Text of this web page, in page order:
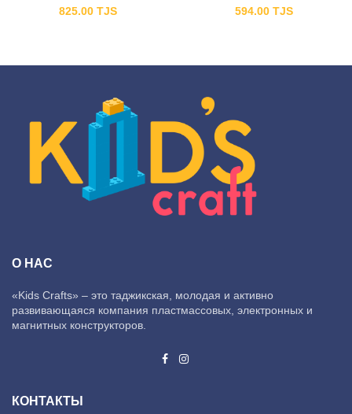
825.00 TJS 594.00 TJS
О НАС
«Kids Crafts» – это таджикская, молодая и активно
развивающаяся компания пластмассовых, электронных и
магнитных конструкторов.
КОНТАКТЫ